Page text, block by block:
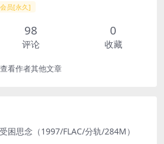
员[永久]
98
评论
0
收藏
查看作者其他文章
困思念（1997/FLAC/分轨/284M）